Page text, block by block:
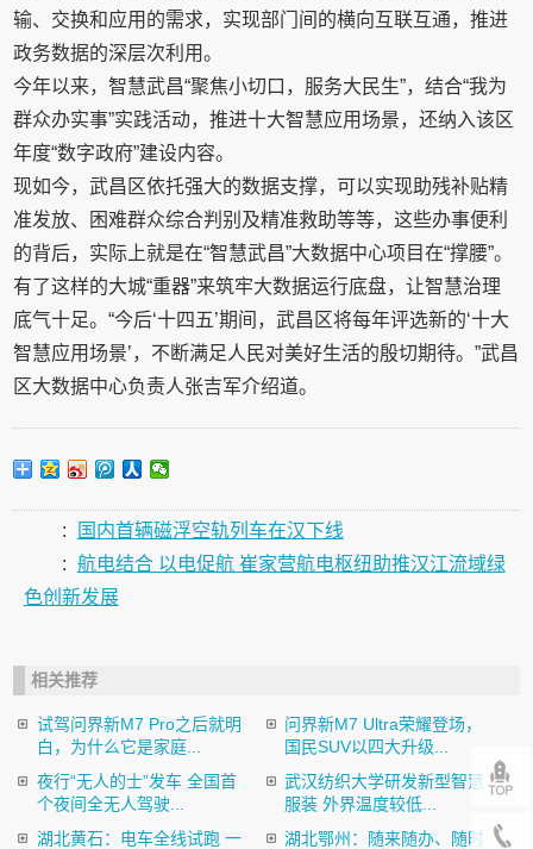
输、交换和应用的需求，实现部门间的横向互联互通，推进
政务数据的深层次利用。
今年以来，智慧武昌“聚焦小切口，服务大民生”，结合“我为
群众办实事”实践活动，推进十大智慧应用场景，还纳入该区
年度“数字政府”建设内容。
现如今，武昌区依托强大的数据支撑，可以实现助残补贴精
准发放、困难群众综合判别及精准救助等等，这些办事便利
的背后，实际上就是在“智慧武昌”大数据中心项目在“撑腰”。
有了这样的大城“重器”来筑牢大数据运行底盘，让智慧治理
底气十足。“今后‘十四五’期间，武昌区将每年评选新的‘十大
智慧应用场景’，不断满足人民对美好生活的殷切期待。”武昌
区大数据中心负责人张吉军介绍道。
:
国内首辆磁浮空轨列车在汉下线
: 航电结合 以电促航 崔家营航电枢纽助推汉江流域绿
色创新发展
相关推荐
试驾问界新M7 Pro之后就明
白，为什么它是家庭...
问界新M7 Ultra荣耀登场，
国民SUV以四大升级...
夜行“无人的士”发车 全国首
个夜间全无人驾驶...
武汉纺织大学研发新型智慧
服装 外界温度较低...
湖北黄石：电车全线试跑 一
湖北鄂州：随来随办、随时